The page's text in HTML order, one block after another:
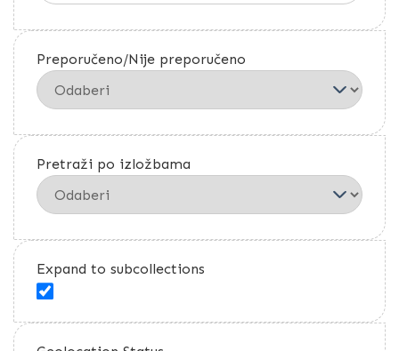
Preporučeno/Nije preporučeno
Pretraži po izložbama
Expand to subcollections